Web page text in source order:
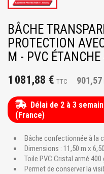
BÂCHE
PROTECTION
M - PVC
1 081,88 € TTC 901,57
Délai de 2 à 3
(France)
Bâche confectionnée à la
Dimensions : 11,50 m x
Toile PVC Cristal armé
Permet de conserver la